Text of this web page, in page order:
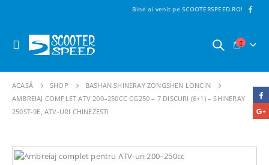
Bine ai venit pe SCOOTERSPEED.RO!
ACASĂ SHOP
BASHAN SHINERAY ZONGSHEN LONCIN
AMBREIAJ COMPLET ATV 200–250CC CG250 – 7 DISCURI (6+1) – SHINERAY
250ST-9E, ATV-URI CHINEZESTI